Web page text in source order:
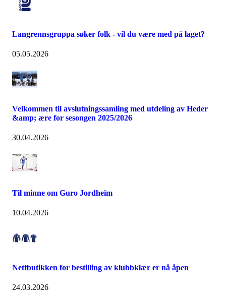
Langrennsgruppa søker folk - vil du være med på laget?
05.05.2026
Velkommen til avslutningssamling med utdeling av Heder
&amp; ære for sesongen 2025/2026
30.04.2026
Til minne om Guro Jordheim
10.04.2026
Nettbutikken for bestilling av klubbklær er nå åpen
24.03.2026